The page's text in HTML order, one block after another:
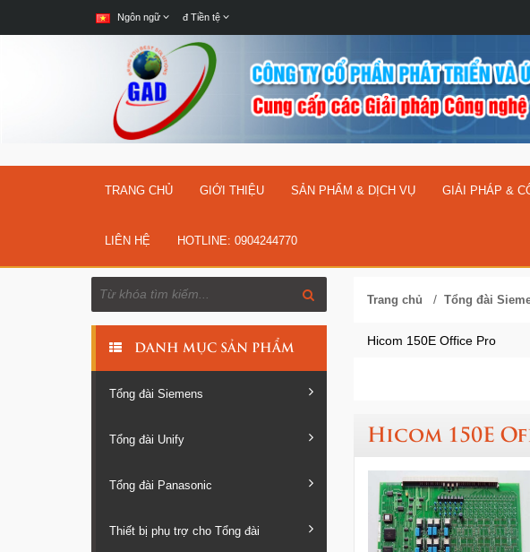
Ngôn ngữ đ Tiền tệ
TRANG CHỦ GIỚI THIỆU SẢN PHẨM & DỊCH VỤ GIẢI PHÁP &
LIÊN HỆ HOTLINE: 0904244770
DANH MỤC SẢN PHẨM
Tổng đài Siemens
Tổng đài Unify
Tổng đài Panasonic
Thiết bị phụ trợ cho Tổng đài
Trang chủ / Tổng đài
Hicom 150E Office Pro
Hicom 150E